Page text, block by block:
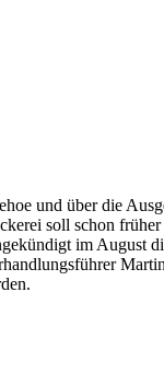
und über die
soll schon früher
im August